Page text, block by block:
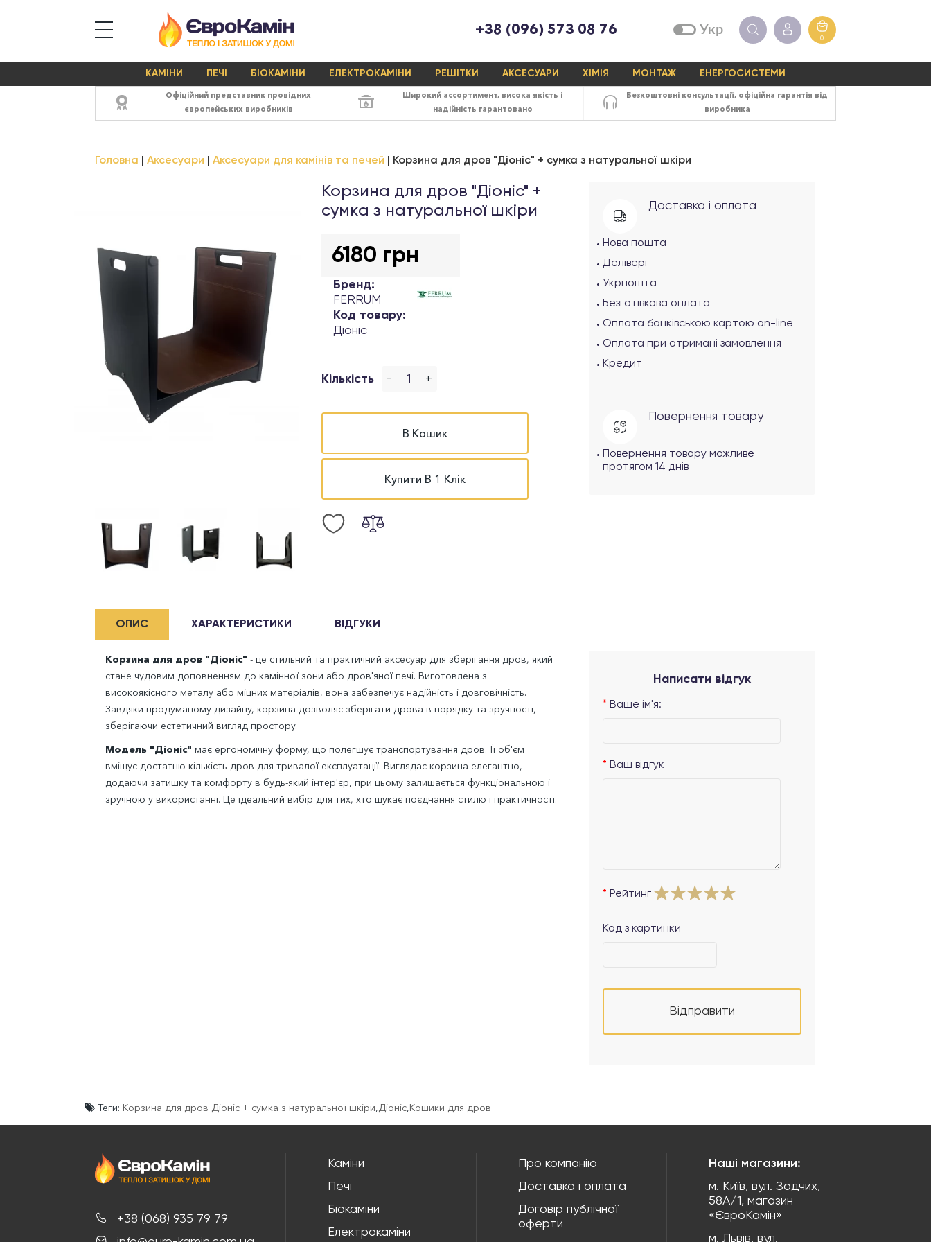
+38 (096) 573 08 76 Укр
0
КАМІНИ ПЕЧІ БІОКАМІНИ ЕЛЕКТРОКАМІНИ РЕШІТКИ АКСЕСУАРИ ХІМІЯ МОНТАЖ ЕНЕРГОСИСТЕМИ
Офіційний представник провідних
європейських виробників
Широкий ассортимент, висока якість і
надійність гарантовано
Безкоштовні консультації, офіційна гарантія від
виробника
Головна Аксесуари Аксесуари для камінів та печей Корзина для дров "Діоніс" + сумка з натуральної шкіри
Корзина для дров "Діоніс" +
сумка з натуральної шкіри
6180 грн
Бренд:
FERRUM
Код товару:
Діоніс
Кількість - +
В Кошик
Купити В 1 Клік
Доставка і оплата
Нова пошта
Делівері
Укрпошта
Безготівкова оплата
Оплата банківською картою on-line
Оплата при отримані замовлення
Кредит
Повернення товару
Повернення товару можливе
протягом 14 днів
ОПИС ХАРАКТЕРИСТИКИ ВІДГУКИ
Корзина для дров "Діоніс" - це стильний та практичний аксесуар для зберігання дров, який
стане чудовим доповненням до камінної зони або дров'яної печі. Виготовлена з
високоякісного металу або міцних матеріалів, вона забезпечує надійність і довговічність.
Завдяки продуманому дизайну, корзина дозволяє зберігати дрова в порядку та зручності,
зберігаючи естетичний вигляд простору.
Модель "Діоніс" має ергономічну форму, що полегшує транспортування дров. Її об'єм
вміщує достатню кількість дров для тривалої експлуатації. Виглядає корзина елегантно,
додаючи затишку та комфорту в будь-який інтер'єр, при цьому залишається функціональною і
зручною у використанні. Це ідеальний вибір для тих, хто шукає поєднання стилю і практичності.
Написати відгук
Ваше ім'я:
Ваш відгук
Рейтинг
Код з картинки
Відправити
Теги: Корзина для дров Діоніс + сумка з натуральної шкіри,Діоніс,Кошики для дров
+38 (068) 935 79 79
Каміни
Печі
Біокаміни
Електрокаміни
Про компанію
Доставка і оплата
Договір публічної
оферти
Наші магазини:
м. Київ, вул. Зодчих,
58А/1, магазин
«ЄвроКамін»
м. Львів, вул.